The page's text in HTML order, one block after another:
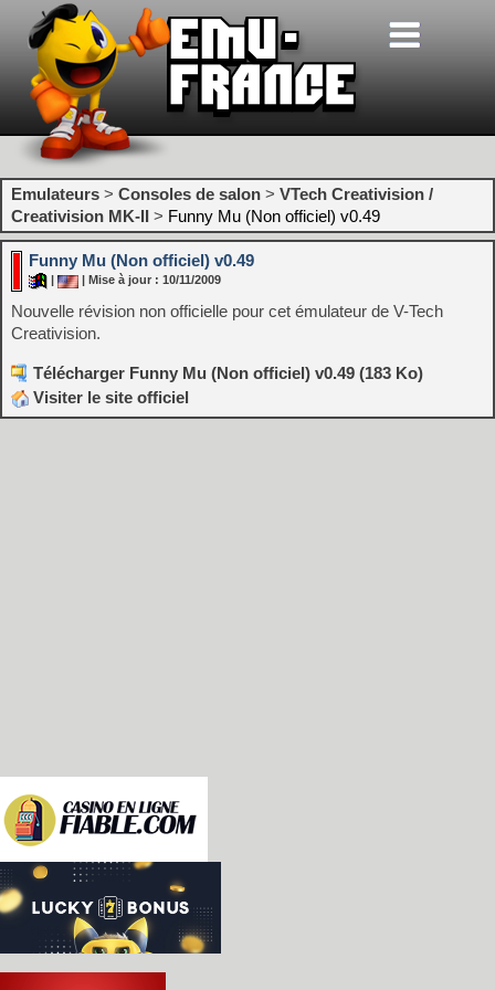
Emulateurs > Consoles de salon > VTech Creativision /
Creativision MK-II > Funny Mu (Non officiel) v0.49
Funny Mu (Non officiel) v0.49
| Mise à jour : 10/11/2009
Nouvelle révision non officielle pour cet émulateur de V-Tech
Creativision.
Télécharger Funny Mu (Non officiel) v0.49 (183 Ko)
Visiter le site officiel